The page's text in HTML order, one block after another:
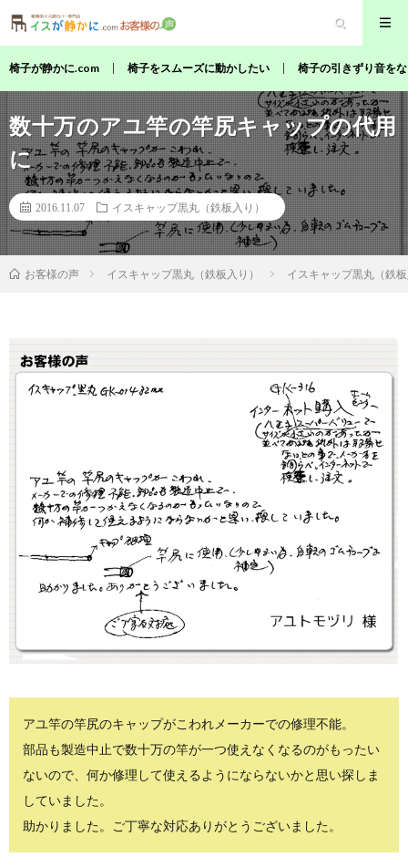
椅子が静かに.com 椅子をスムーズに動かしたい 椅子の引きずり音を
数十万のアユ竿の竿尻キャップの代用
に
2016.11.07 イスキャップ黒丸（鉄板入り）
お客様の声 イスキャップ黒丸（鉄板入り） イスキャップ黒丸（鉄
アユ竿の竿尻のキャップがこわれメーカーでの修理不能。
部品も製造中止で数十万の竿が一つ使えなくなるのがもったい
ないので、何か修理して使えるようにならないかと思い探しま
していました。
助かりました。ご丁寧な対応ありがとうございました。